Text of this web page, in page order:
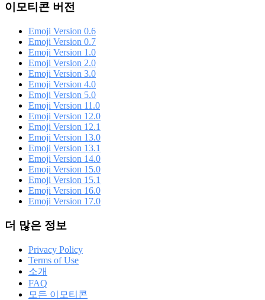
이모티콘 버전
Emoji Version 0.6
Emoji Version 0.7
Emoji Version 1.0
Emoji Version 2.0
Emoji Version 3.0
Emoji Version 4.0
Emoji Version 5.0
Emoji Version 11.0
Emoji Version 12.0
Emoji Version 12.1
Emoji Version 13.0
Emoji Version 13.1
Emoji Version 14.0
Emoji Version 15.0
Emoji Version 15.1
Emoji Version 16.0
Emoji Version 17.0
더 많은 정보
Privacy Policy
Terms of Use
소개
FAQ
모든 이모티콘